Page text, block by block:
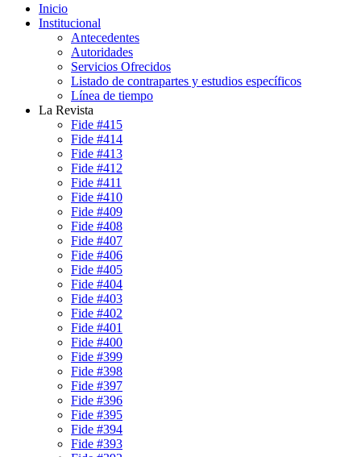
Inicio
Institucional
Antecedentes
Autoridades
Servicios Ofrecidos
Listado de contrapartes y estudios específicos
Línea de tiempo
La Revista
Fide #415
Fide #414
Fide #413
Fide #412
Fide #411
Fide #410
Fide #409
Fide #408
Fide #407
Fide #406
Fide #405
Fide #404
Fide #403
Fide #402
Fide #401
Fide #400
Fide #399
Fide #398
Fide #397
Fide #396
Fide #395
Fide #394
Fide #393